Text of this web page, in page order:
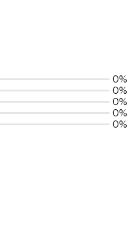
0%
0%
0%
0%
0%